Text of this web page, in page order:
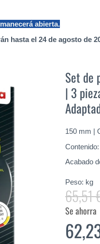
abierta.
hasta el 24 de agosto de
Set de
| 3
150 mm |
Acabado
Peso: kg
65,51
Se ahorra